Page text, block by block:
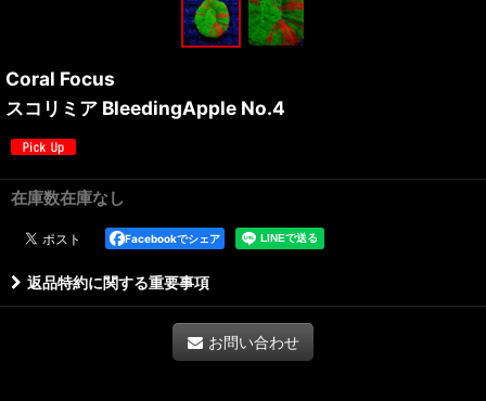
Coral Focus
スコリミア BleedingApple No.4
在庫数在庫なし
Facebookでシェア
返品特約に関する重要事項
お問い合わせ